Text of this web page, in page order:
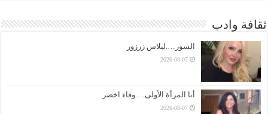
ثقافة وادب
السور….ليلاس زرزور
2026-08-07
أنا المرأة الأولى….وفاء اخضر
2026-08-07